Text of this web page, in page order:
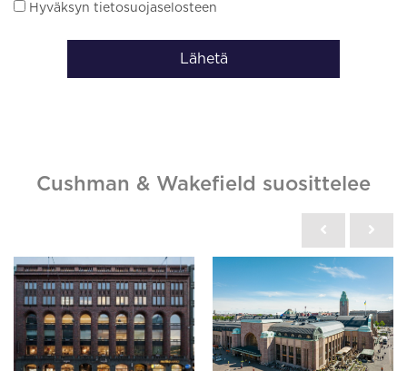
Hyväksyn tietosuojaselosteen
Lähetä
Cushman & Wakefield suosittelee